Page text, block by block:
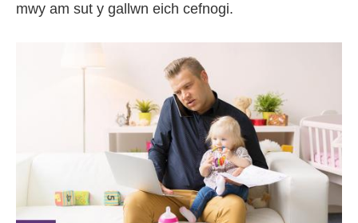
mwy am sut y gallwn eich cefnogi.